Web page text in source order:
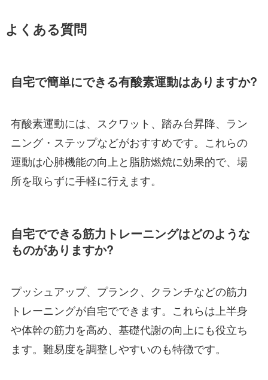
よくある質問
自宅で簡単にできる有酸素運動はありますか?
有酸素運動には、スクワット、踏み台昇降、ラン
ニング・ステップなどがおすすめです。これらの
運動は心肺機能の向上と脂肪燃焼に効果的で、場
所を取らずに手軽に行えます。
自宅でできる筋力トレーニングはどのような
ものがありますか?
プッシュアップ、プランク、クランチなどの筋力
トレーニングが自宅でできます。これらは上半身
や体幹の筋力を高め、基礎代謝の向上にも役立ち
ます。難易度を調整しやすいのも特徴です。